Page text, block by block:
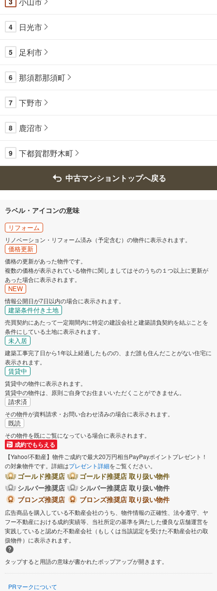
4 日光市
5 足利市
6 那須郡那須町
7 下野市
8 鹿沼市
9 下都賀郡野木町
中古マンショントップへ戻る
ラベル・アイコンの意味
リフォーム
リノベーション・リフォーム済み（予定含む）の物件に表示されます。
価格更新
価格の更新があった物件です。
複数の価格が表示されている物件に関しましてはそのうちの１つ以上に更新が
あった場合に表示されます。
NEW
情報公開日が7日以内の場合に表示されます。
建築条件付き土地
売買契約にあたって一定期間内に特定の建設会社と建築請負契約を結ぶことを
条件にしている土地に表示されます。
未入居
建築工事完了日から1年以上経過したものの、まだ誰も住んだことがない住宅に
表示されます。
賃貸中
賃貸中の物件に表示されます。
賃貸中の物件は、原則ご自身でお住まいいただくことができません。
請求済
その物件が資料請求・お問い合わせ済みの場合に表示されます。
既読
その物件を既にご覧になっている場合に表示されます。
成約でもらえる
【Yahoo!不動産】物件ご成約で最大20万円相当PayPayポイントプレゼント！
の対象物件です。詳細はプレゼント詳細をご覧ください。
ゴールド推奨店
ゴールド推奨店 取り扱い物件
シルバー推奨店
シルバー推奨店 取り扱い物件
ブロンズ推奨店
ブロンズ推奨店 取り扱い物件
広告商品を購入している不動産会社のうち、物件情報の正確性、法令遵守、ヤ
フー不動産における成約実績等、当社所定の基準を満たした優良な店舗運営を
実践していると認めた不動産会社（もしくは当該認定を受けた不動産会社の取
扱物件）に表示されます。
タップすると用語の意味が書かれたポップアップが開きます。
PRマークについて